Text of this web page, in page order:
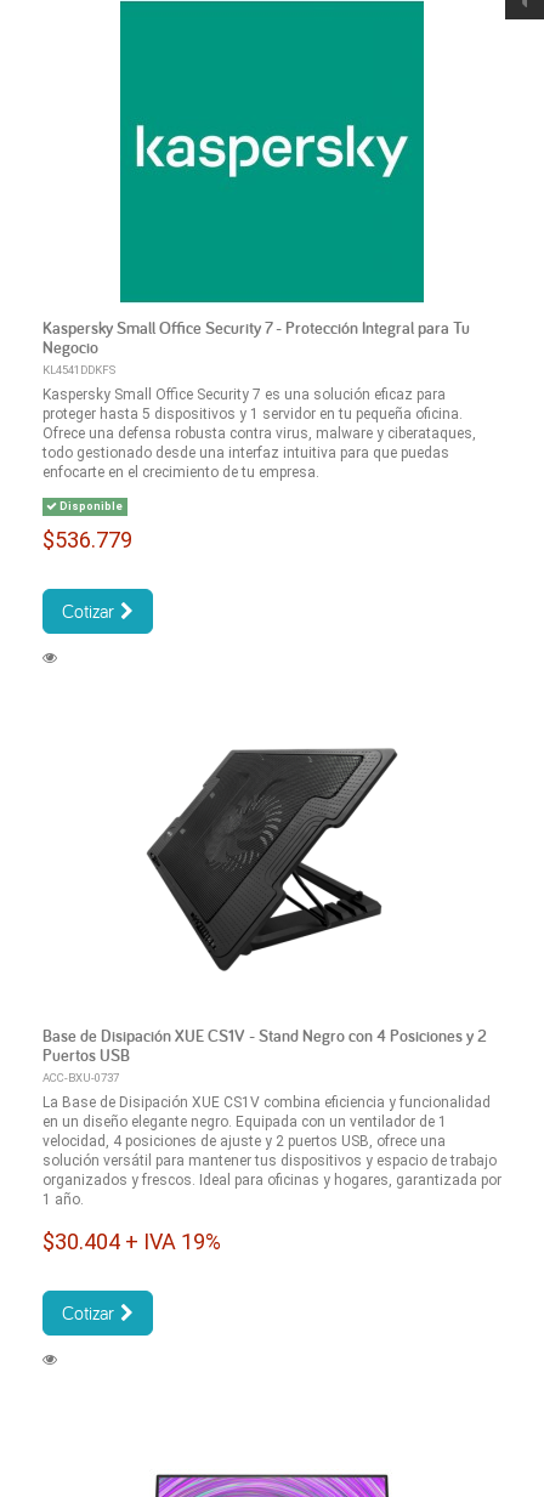
Kaspersky Small Office Security 7 - Protección Integral para Tu
Negocio
KL4541DDKFS
Kaspersky Small Office Security 7 es una solución eficaz para
proteger hasta 5 dispositivos y 1 servidor en tu pequeña oficina.
Ofrece una defensa robusta contra virus, malware y ciberataques,
todo gestionado desde una interfaz intuitiva para que puedas
enfocarte en el crecimiento de tu empresa.
Disponible
$536.779
Cotizar
Base de Disipación XUE CS1V - Stand Negro con 4 Posiciones y 2
Puertos USB
ACC-BXU-0737
La Base de Disipación XUE CS1V combina eficiencia y funcionalidad
en un diseño elegante negro. Equipada con un ventilador de 1
velocidad, 4 posiciones de ajuste y 2 puertos USB, ofrece una
solución versátil para mantener tus dispositivos y espacio de trabajo
organizados y frescos. Ideal para oficinas y hogares, garantizada por
1 año.
$30.404 + IVA 19%
Cotizar